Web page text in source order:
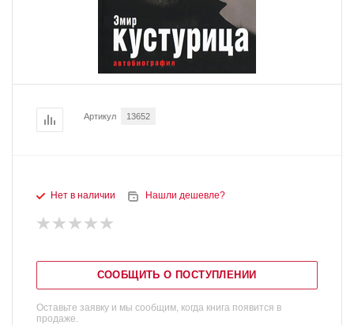
Артикул 13652
Нет в наличии Нашли дешевле?
СООБЩИТЬ О ПОСТУПЛЕНИИ
Оставьте заявку и мы сообщим, когда книга появится в
продаже.